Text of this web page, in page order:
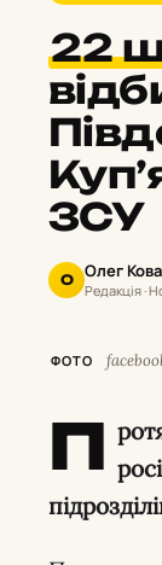
22
ЗСУ
О Олег
Редакція ·
ФОТО
П